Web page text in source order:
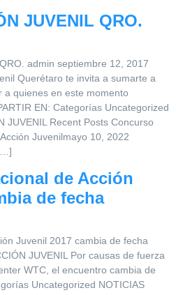
JUVENIL QRO.
admin septiembre 12, 2017
Querétaro te invita a sumarte a
quienes en este momento
EN: Categorías Uncategorized
JUVENIL Recent Posts Concurso
Juvenilmayo 10, 2022
de Acción
de fecha
Juvenil 2017 cambia de fecha
JUVENIL Por causas de fuerza
WTC, el encuentro cambia de
Uncategorized NOTICIAS